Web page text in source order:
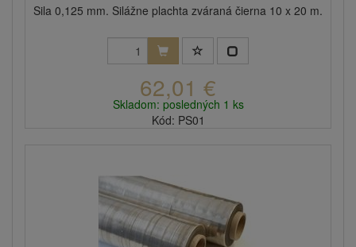
Sila 0,125 mm. Silážne plachta zváraná čierna 10 x 20 m.
62,01 €
Skladom: posledných 1 ks
Kód: PS01